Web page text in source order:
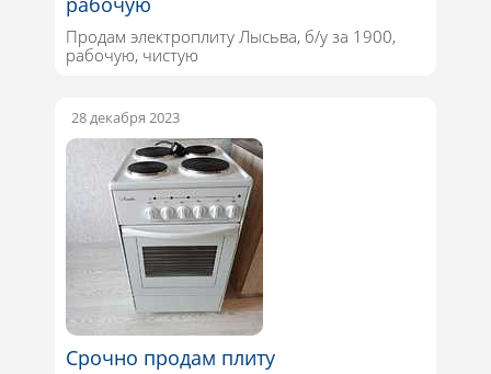
Продам электроплиту Лысьва, б/у за 1900,
рабочую, чистую
28 декабря 2023
Срочно продам плиту